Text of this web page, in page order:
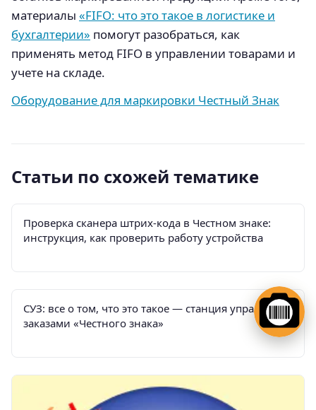
материалы «FIFO: что это такое в логистике и
бухгалтерии» помогут разобраться, как
применять метод FIFO в управлении товарами и
учете на складе.
Оборудование для маркировки Честный Знак
Статьи по схожей тематике
Проверка сканера штрих-кода в Честном знаке:
инструкция, как проверить работу устройства
СУЗ: все о том, что это такое — станция управления
заказами «Честного знака»